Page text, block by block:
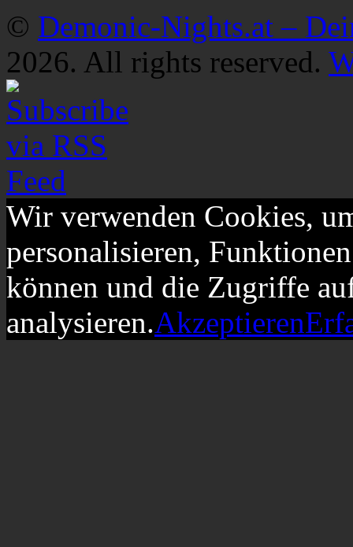
© Demonic-Nights.at –
2026. All rights reserved.
Wir verwenden Cookies,
personalisieren,
können und die Zugriffe
analysieren.Akzeptieren